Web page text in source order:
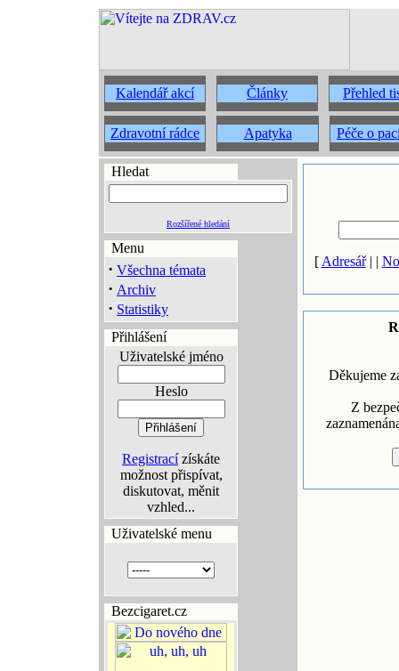
Kalendář akcí Články Přehled
Zdravotní rádce Apatyka Péče o
Hledat
Rozšířené hledání
Menu
· Všechna témata
· Archiv
· Statistiky
Přihlášení
Uživatelské jméno
Heslo
Registracízískáte
možnost přispívat,
diskutovat, měnit
vzhled...
Uživatelské menu
Bezcigaret.cz
[ Adresář| |
Děkujeme
Z